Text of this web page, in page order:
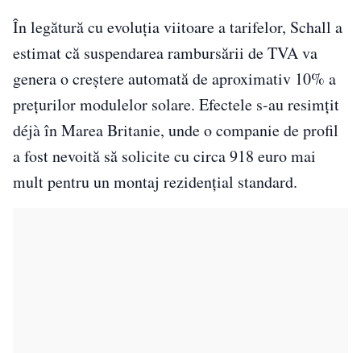
În legătură cu evoluția viitoare a tarifelor, Schall a
estimat că suspendarea rambursării de TVA va
genera o creștere automată de aproximativ 10% a
prețurilor modulelor solare. Efectele s-au resimțit
déjà în Marea Britanie, unde o companie de profil
a fost nevoită să solicite cu circa 918 euro mai
mult pentru un montaj rezidențial standard.